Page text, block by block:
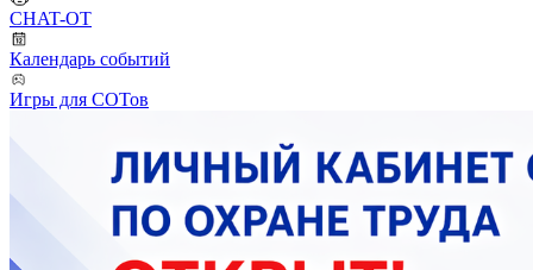
CHAT-OT
Календарь событий
Игры для СОТов